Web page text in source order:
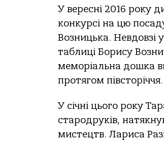
У вересні 2016 року
конкурсі на цю
Возницька. Невдовзі
таблиці Борису
меморіальна дошка
протягом півсторіччя.
У січні цього року
стародруків,
мистецтв. Лариса